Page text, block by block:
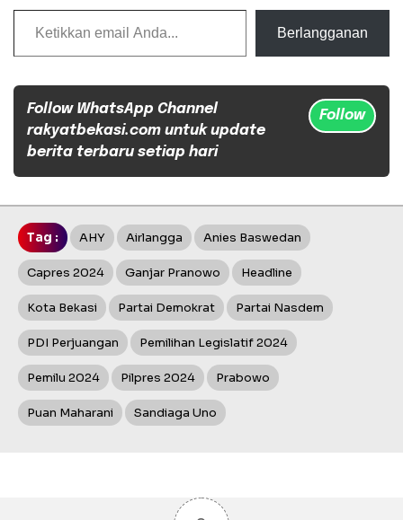
Ketikkan email Anda...
Berlangganan
Follow WhatsApp Channel
rakyatbekasi.com untuk update
berita terbaru setiap hari
Follow
Tag : AHY Airlangga Anies Baswedan
Capres 2024 Ganjar Pranowo Headline
Kota Bekasi Partai Demokrat Partai Nasdem
PDI Perjuangan Pemilihan Legislatif 2024
Pemilu 2024 Pilpres 2024 Prabowo
Puan Maharani Sandiaga Uno